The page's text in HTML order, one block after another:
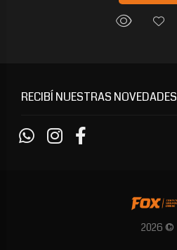
RECIBÍ NUESTRAS NOVEDADES
2026 ©